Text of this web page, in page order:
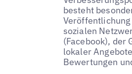
besteht
sozialen
(Facebook), der
lokaler
Bewertungen